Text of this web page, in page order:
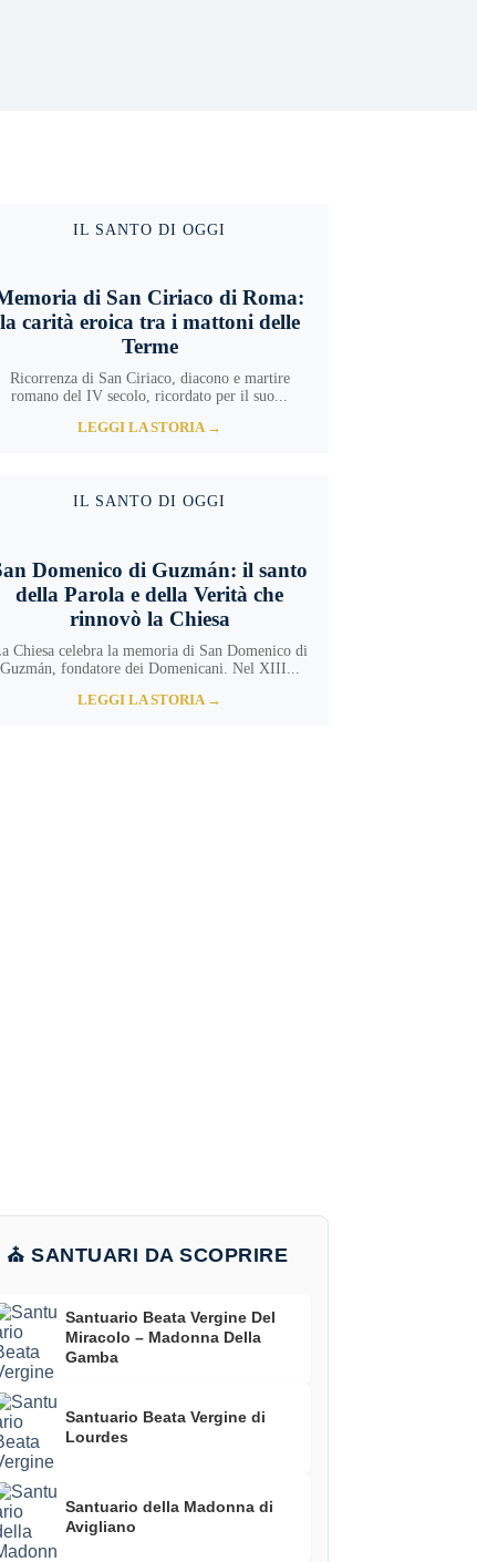
IL SANTO DI OGGI
di San Ciriaco di Roma:
la carità eroica tra i mattoni delle
Terme
Ricorrenza di San Ciriaco, diacono e martire
romano del IV secolo, ricordato per il suo...
LEGGI LA STORIA →
IL SANTO DI OGGI
Domenico di Guzmán: il santo
della Parola e della Verità che
rinnovò la Chiesa
Chiesa celebra la memoria di San Domenico di
Guzmán, fondatore dei Domenicani. Nel XIII...
LEGGI LA STORIA →
⛪ SANTUARI DA SCOPRIRE
Santuario Beata Vergine Del
Miracolo – Madonna Della
Gamba
Santuario Beata Vergine di
Lourdes
Santuario della Madonna di
Avigliano